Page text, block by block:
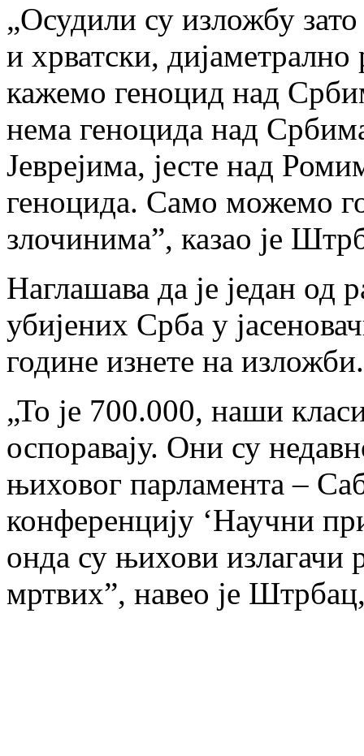
„Осудили су изложбу
и хрватски,
кажемо геноцид над
нема геноцида над
Јеврејима, јесте над
геноцида. Само можемо
злочинима”, казао је
Наглашава да је један од
убијених Срба у
године изнете на изложби.
„То је 700.000, наши
оспоравају. Они су
њиховог парламента –
конференцију ‘Научни
онда су њихови излагачи
мртвих”, навео је